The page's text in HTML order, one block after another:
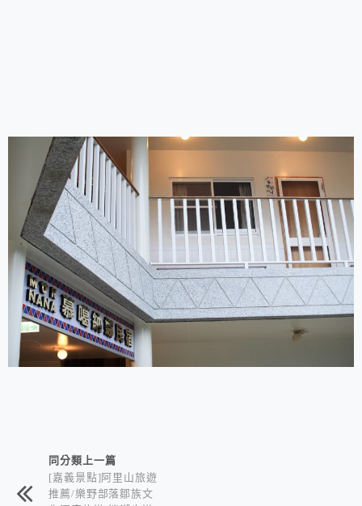
相連文章同分類上一篇
[嘉義景點]阿里山旅遊
推薦/樂野部落鄒族文